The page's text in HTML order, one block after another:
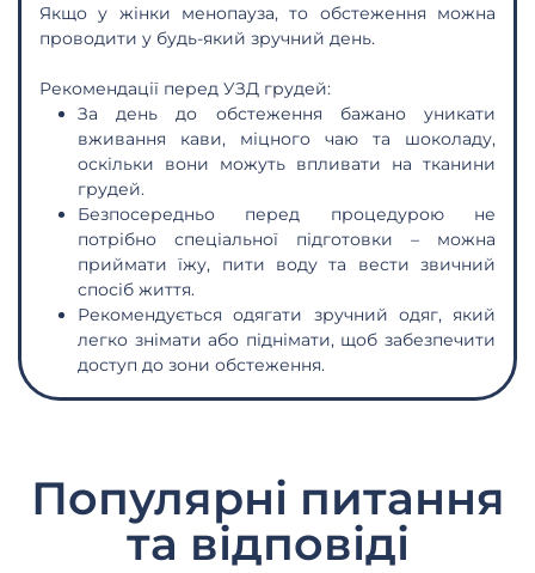
Якщо у жінки менопауза, то обстеження можна
проводити у будь-який зручний день.
Рекомендації перед УЗД грудей:
За день до обстеження бажано уникати
вживання кави, міцного чаю та шоколаду,
оскільки вони можуть впливати на тканини
грудей.
Безпосередньо перед процедурою не
потрібно спеціальної підготовки – можна
приймати їжу, пити воду та вести звичний
спосіб життя.
Рекомендується одягати зручний одяг, який
легко знімати або піднімати, щоб забезпечити
доступ до зони обстеження.
Популярні питання
та відповіді